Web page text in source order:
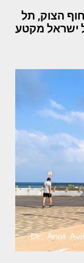
הצוק, תל
ישראל מקטע